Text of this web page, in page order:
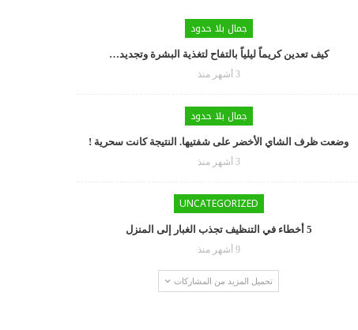
جمال بلا حدود
كيف تعدين كريماً ليلياً بالتفاح لتغذية البشرة وتجديد…
3 أشهر منذ
جمال بلا حدود
وضعت ظرف الشاي الأخضر على شفتيها. النتيجة كانت سحرية !
3 أشهر منذ
UNCATEGORIZED
5 أخطاء في التنظيف تجذب الغبار إلى المنزل
9 أشهر منذ
تحميل المزيد من المشاركات